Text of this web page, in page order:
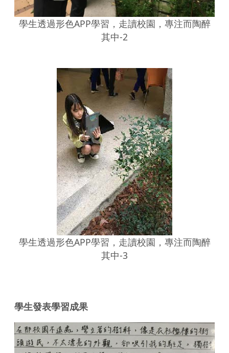
學生透過形色APP學習，走讀校園，專注而陶醉
其中-2
學生透過形色APP學習，走讀校園，專注而陶醉
其中-3
學生發表學習成果